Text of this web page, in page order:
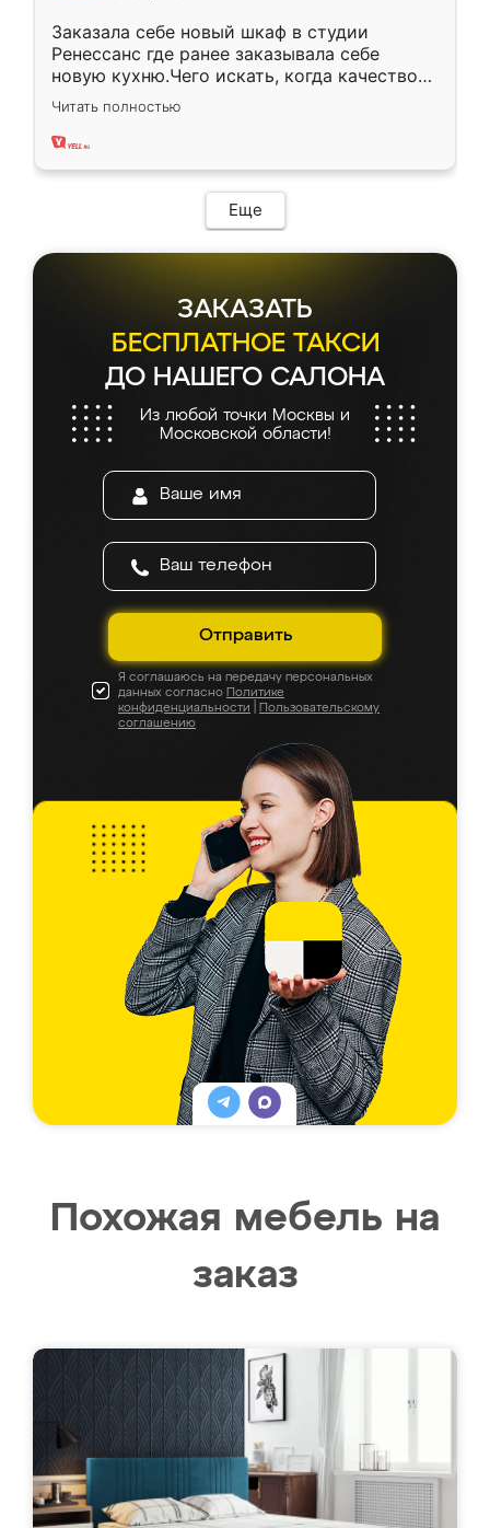
Заказала себе новый шкаф в студии
Ренессанс где ранее заказывала себе
новую кухню.Чего искать, когда качеством
вполне довольна. Служит кухня уже почти
два года, нареканий нет.
Читать полностью
Еще
ЗАКАЗАТЬ
БЕСПЛАТНОЕ ТАКСИ
ДО НАШЕГО САЛОНА
Из любой точки Москвы и
Московской области!
Отправить
Я соглашаюсь на передачу персональных
данных согласно Политике
конфиденциальности
Пользовательскому
соглашению
Похожая мебель на
заказ